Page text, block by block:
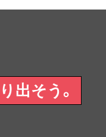
出そう。